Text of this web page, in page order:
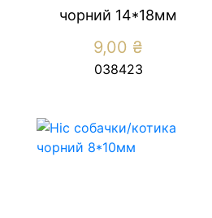
чорний 14*18мм
9,00 ₴
038423